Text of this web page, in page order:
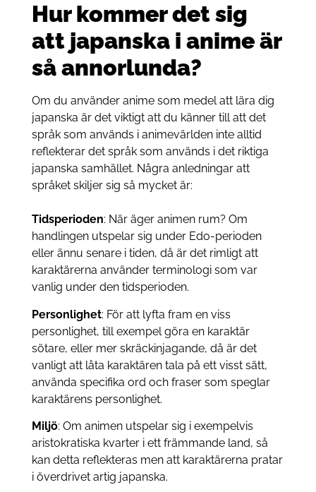
Hur kommer det sig
att japanska i anime är
så annorlunda?
Om du använder anime som medel att lära dig
japanska är det viktigt att du känner till att det
språk som används i animevärlden inte alltid
reflekterar det språk som används i det riktiga
japanska samhället. Några anledningar att
språket skiljer sig så mycket är:
Tidsperioden: När äger animen rum? Om
handlingen utspelar sig under Edo-perioden
eller ännu senare i tiden, då är det rimligt att
karaktärerna använder terminologi som var
vanlig under den tidsperioden.
Personlighet: För att lyfta fram en viss
personlighet, till exempel göra en karaktär
sötare, eller mer skräckinjagande, då är det
vanligt att låta karaktären tala på ett visst sätt,
använda specifika ord och fraser som speglar
karaktärens personlighet.
Miljö: Om animen utspelar sig i exempelvis
aristokratiska kvarter i ett främmande land, så
kan detta reflekteras men att karaktärerna pratar
i överdrivet artig japanska.